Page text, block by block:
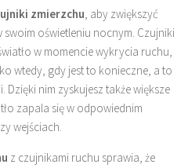
zmierzchu, aby zwiększyć
oświetleniu nocnym. Czujniki
w momencie wykrycia ruchu,
wtedy, gdy jest to konieczne, a to
nim zyskujesz także większe
zapala się w odpowiednim
wejściach.
z czujnikami ruchu sprawia, że